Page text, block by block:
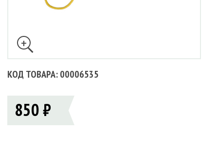
КОД ТОВАРА: 00006535
850 ₽